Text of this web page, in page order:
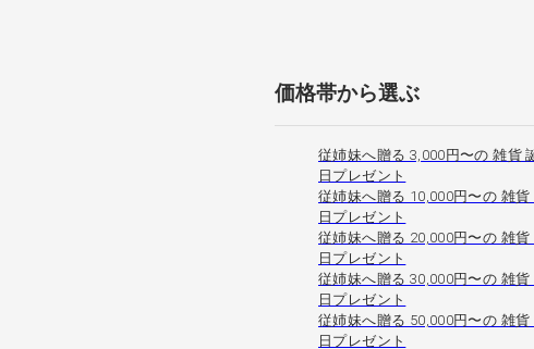
価格帯から選ぶ
従姉妹へ贈る 3,000円〜の 雑貨
日プレゼント
従姉妹へ贈る 10,000円〜の 雑貨
日プレゼント
従姉妹へ贈る 20,000円〜の 雑貨
日プレゼント
従姉妹へ贈る 30,000円〜の 雑貨
日プレゼント
従姉妹へ贈る 50,000円〜の 雑貨
日プレゼント